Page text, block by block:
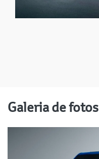
Galeria de fotos